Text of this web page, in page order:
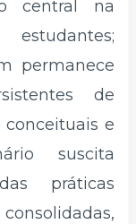
central na
permanece
de
e
suscita
práticas